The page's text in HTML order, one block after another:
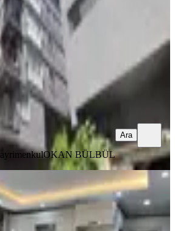
₺
BÜLBÜL
OKAN BÜLBÜL
Ara
Acıbadem Fb Ünı Finans
Metro Ulaşım Yakın
Ataşehir